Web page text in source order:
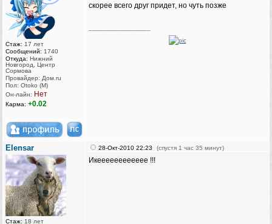
Стаж: 17 лет
Сообщений: 1740
Откуда: Нижний
Новгород, Центр
Сормова
Провайдер: Дом.ru
Пол: Otoko (M)
Он-лайн: Нет
Карма: +0.02
скорее всего друг придет, но чуть позже
Elensar
Стаж: 18 лет
28-Окт-2010 22:23 (спустя 1 час 35 минут)
Икееееееееееее !!!